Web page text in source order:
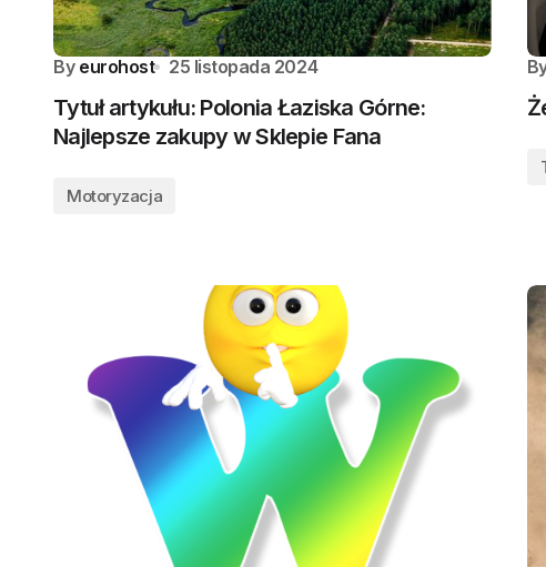
By eurohost 25 listopada 2024
Tytuł artykułu: Polonia Łaziska Górne:
Najlepsze zakupy w Sklepie Fana
Motoryzacja